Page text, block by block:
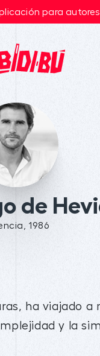
para autores
de
1986
ha viajado a
y la